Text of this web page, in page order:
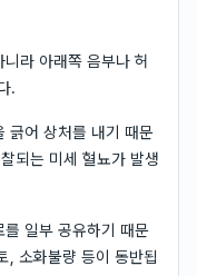
라 아래쪽 음부나 허
.
긁어 상처를 내기 때문
되는 미세 혈뇨가 발생
일부 공유하기 때문
, 소화불량 등이 동반됩